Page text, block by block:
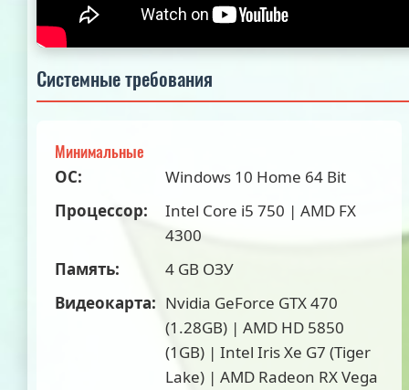
Системные требования
Минимальные
ОС:
Windows 10 Home 64 Bit
Процессор:
Intel Core i5 750 | AMD FX
4300
Память:
4 GB ОЗУ
Видеокарта: Nvidia GeForce GTX 470
(1.28GB) | AMD HD 5850
(1GB) | Intel Iris Xe G7 (Tiger
Lake) | AMD Radeon RX Vega